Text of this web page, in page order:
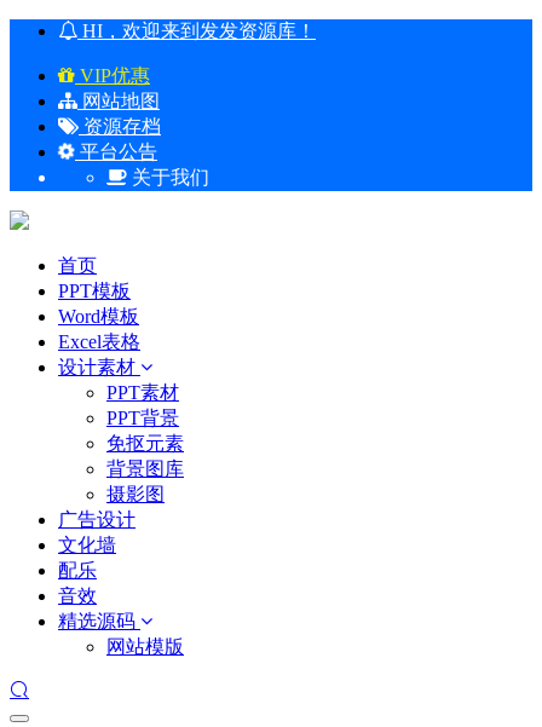
HI，欢迎来到发发资源库！
VIP优惠
网站地图
资源存档
平台公告
关于我们
首页
PPT模板
Word模板
Excel表格
设计素材
PPT素材
PPT背景
免抠元素
背景图库
摄影图
广告设计
文化墙
配乐
音效
精选源码
网站模版